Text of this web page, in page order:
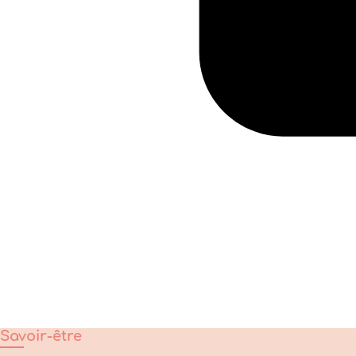
Savoir-être